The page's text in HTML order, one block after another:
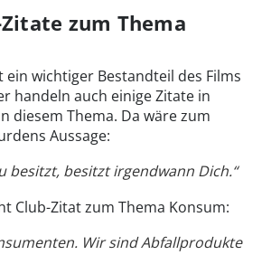
zum Thema
wichtiger Bestandteil des Films
handeln auch einige Zitate in
diesem Thema. Da wäre zum
Aussage:
besitzt, besitzt irgendwann Dich.“
Club-Zitat zum Thema Konsum:
Wir sind Abfallprodukte